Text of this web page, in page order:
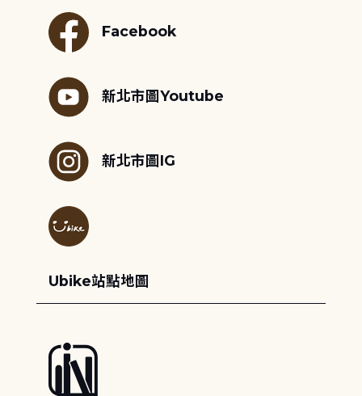
Facebook
新北市圖Youtube
新北市圖IG
Ubike站點地圖